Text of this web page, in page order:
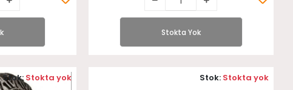
Stokta Yok
Stok:Stokta yok Stok: Stokta yok